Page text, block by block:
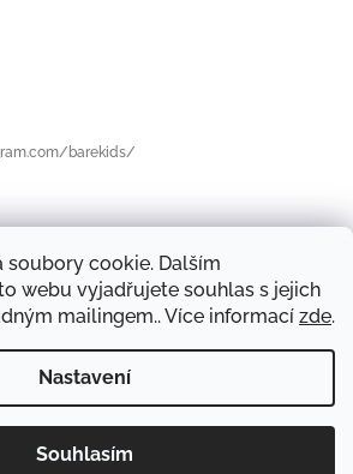
soubory cookie. Dalším
webu vyjadřujete souhlas s jejich
mailingem.. Více informací zde.
Nastavení
Souhlasím
barekids/
FORMULÁŘE KE STAŽENÍ
2026Barekids